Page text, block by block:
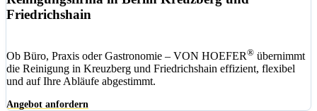
Friedrichshain
Ob Büro, Praxis oder Gastronomie – VON HOEFER® übernimmt
die Reinigung in Kreuzberg und Friedrichshain effizient, flexibel
und auf Ihre Abläufe abgestimmt.
Angebot anfordern